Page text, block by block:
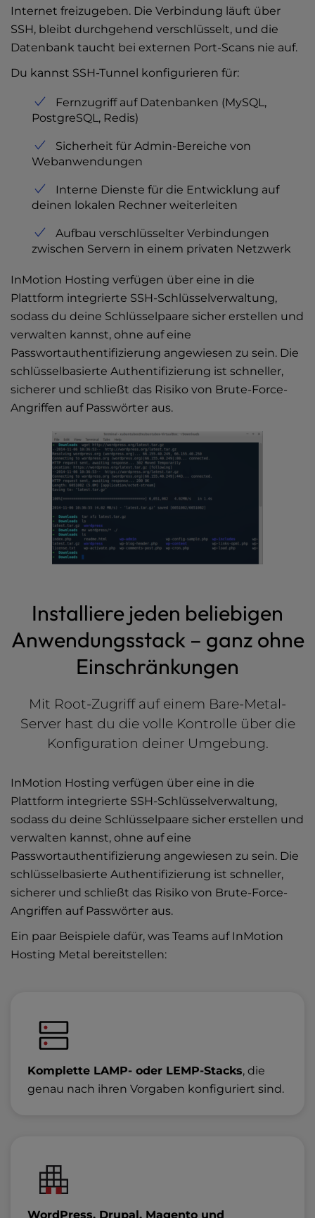
Internet freizugeben. Die Verbindung läuft über
SSH, bleibt durchgehend verschlüsselt, und die
Datenbank taucht bei externen Port-Scans nie auf.
Du kannst SSH-Tunnel konfigurieren für:
Fernzugriff auf Datenbanken (MySQL,
PostgreSQL, Redis)
Sicherheit für Admin-Bereiche von
Webanwendungen
Interne Dienste für die Entwicklung auf
deinen lokalen Rechner weiterleiten
Aufbau verschlüsselter Verbindungen
zwischen Servern in einem privaten Netzwerk
InMotion Hosting verfügen über eine in die
Plattform integrierte SSH-Schlüsselverwaltung,
sodass du deine Schlüsselpaare sicher erstellen und
verwalten kannst, ohne auf eine
Passwortauthentifizierung angewiesen zu sein. Die
schlüsselbasierte Authentifizierung ist schneller,
sicherer und schließt das Risiko von Brute-Force-
Angriffen auf Passwörter aus.
Installiere jeden beliebigen
Anwendungsstack – ganz ohne
Einschränkungen
Mit Root-Zugriff auf einem Bare-Metal-
Server hast du die volle Kontrolle über die
Konfiguration deiner Umgebung.
InMotion Hosting verfügen über eine in die
Plattform integrierte SSH-Schlüsselverwaltung,
sodass du deine Schlüsselpaare sicher erstellen und
verwalten kannst, ohne auf eine
Passwortauthentifizierung angewiesen zu sein. Die
schlüsselbasierte Authentifizierung ist schneller,
sicherer und schließt das Risiko von Brute-Force-
Angriffen auf Passwörter aus.
Ein paar Beispiele dafür, was Teams auf InMotion
Hosting Metal bereitstellen:
Komplette LAMP- oder LEMP-Stacks, die
genau nach ihren Vorgaben konfiguriert sind.
WordPress, Drupal, Magento und